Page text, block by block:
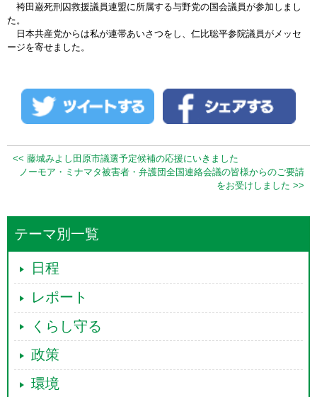
袴田巌死刑囚救援議員連盟に所属する与野党の国会議員が参加しまし
た。
日本共産党からは私が連帯あいさつをし、仁比聡平参院議員がメッセ
ージを寄せました。
<< 藤城みよし田原市議選予定候補の応援にいきました
ノーモア・ミナマタ被害者・弁護団全国連絡会議の皆様からのご要請
をお受けしました >>
テーマ別一覧
日程
レポート
くらし守る
政策
環境